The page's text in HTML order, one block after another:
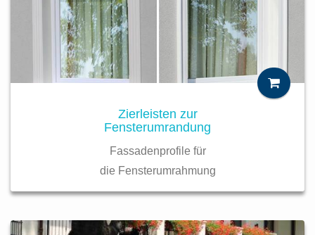
Zierleisten zur
Fensterumrandung
Fassadenprofile für
die Fensterumrahmung